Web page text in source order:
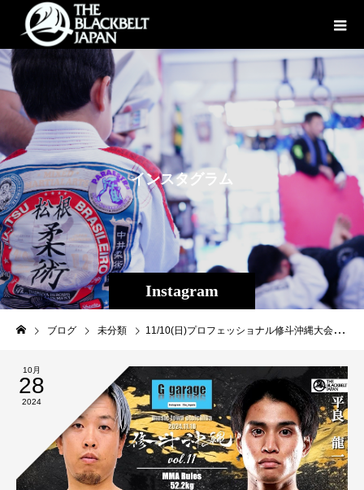
Instagram
インスタグラ ム
ブログ 未分類 11/10(日)プロフェッショナル修斗沖縄大会【THE SHOOTO OKINAWAvol.11】試合見所＆プロフィール紹介⑦UFCファイター平良達郎をMMAの世界に導いたの兄・平良龍一がプロ修斗戦線に本格始動！対戦相手は9月のプロ修斗香川大会で初勝利を果たしたばかりの広島の激闘男、高橋佑太！◆ストロー級（-５２．２ｋｇ）５分2Ｒ高橋佑太（広島/BURST）ＶＳ平良 龍一（沖縄那覇/THE BLACK BELT JAPAN）【名前】高橋佑太（たかはしゆうた）【所属】BURST【生年月日】1989年9月28日【身長】168cm【通常体重・階級】58kg・ストロー級 【出身地】広島県福山市【プロ修斗戦績】5戦1勝2敗2分【その他格闘技戦績】プロMMA2勝2敗2分【SNSアカウント】Instagram ⇒@1234onigiri X ⇒@yuta_replica【試合に向けての意気込み】沖縄修斗連続参戦させて頂きありがとうございます！前回勝利し勢いに乗っているのでこの勢いのまま沖縄修斗を熱い戦いで盛り上げます！応援よろしくお願いします！【自身のアピールポイント】プロシューターらしく打投極すべて見せて勝ちます！打撃でも寝業でも一本、KOを常に狙う戦いをするので注目して下さい。【名前】平良龍一（たいらりゅういち）【所属】THE BLACKBELT JAPAN【生年月日】1995/2/22【身長】160 cm【通常体重・階級】60kgストロー級【出身地】沖縄県那覇市【プロ修斗戦績】1戦1勝【アマチュア戦績】7戦5勝2敗【その他格闘技戦績】キックボクシング2勝1敗【試合に向けての意気込み】キックボクシング出身だが、ブラックベルトジャパンで鍛えた組で勝負したい。【自身のアピールポイント】平良達郎に喧嘩で勝ったことがあります。［大会名］プロフェッショナル修斗公式戦沖縄大会 【THE SHOOTO OKINAWA vol.11】［日時］2024年11月10日（日）［開場］14:00［開始］15:00［会場］ミュージックタウン音市場（沖縄市上地1-1-1)［主催］THE BLACKBELT JAPAN［認定］インターナショナル修斗コミッション［協力］一般社団法人日本修斗協会/ＥＶＥＲＧＲＯＵＮＤ/Studio Shine/ＪＭＯＣ/ＧＦＣ[特別メイン協賛]沖縄で車販売車両販売承ります！（那覇市古波蔵2-4-8-1）Instagram→→→https://www.instagram.com/like_impala/【G-garage】[特別協賛] 株式会社ファッションキャンディー/ふしくぶカフェ/沖縄広告株式会社/Deshign.SP41/Privatesalon CrossLine/SUIPARA＃道頓堀ワッフル/京都市役所前法律事務所/カルペディエム沖縄［チケット発売日］完売御礼【決定カード】◆ストロー級（-５２．２ｋｇ）５分３Ｒ畠山 隆称（沖縄南城/THE BLACK BELT JAPAN/同級世界ランキング４位）ＶＳマッチョ・ザ・バタフライ（大阪/総合格闘技道場コブラ会/同級世界ランキング５位）◆ストロー級（-５２．２ｋｇ）５分２Ｒ黒部 和沙（東京/TRIBE TOKYO MMA/同級世界ランキング7位））ＶＳ大城 匡史（沖縄糸満/THE BLACK BELT JAPAN） ◆２０２４年度新人王トーナメント準決勝 フライ級（-５６．７ｋｇ）５分２Ｒ山本 壮馬（大阪/パラエストラ和泉）ＶＳ小生 隆弘（沖縄名護/グランドスラムAPP） ◆ストロー級（-５２．２ｋｇ）５分２Ｒ大田ノヒロ（沖縄国頭/THE BLACK BELT JAPAN）ＶＳ友利 幸汰（東京/パラエストラ小岩） ◆フライ級（-５６．７ｋｇ）５分２Ｒ宮城 友一（沖縄宜野湾/キックボクシングDROP/同級世界ランキング５位）ＶＳ梅筋毒一郎（大阪/総合格闘技道場コブラ会） ◆２０２４年度新人王決定トーナメント準決勝 ストロー級（-５２．２ｋｇ）５分２Ｒ知名 昴海（沖縄宜野湾/キックボクシングDROP）ＶＳ友利 琉偉（東京/パラエストラ小岩） ◆ストロー級（-５２．２ｋｇ）５分２Ｒふじい☆ペリー（広島/BURST）ＶＳ金内サイダー雄哉（沖縄那覇/THE BLACK BELT JAPAN） ◆バンタム級（-６１．２ｋｇ）５分２Ｒ山本 敦章（千葉/THE BLACK BELT JAPAN）ＶＳ水嶋 敬志（福井/THE BLACK BELT JAPAN） ◆ストロー級（-５２．２ｋｇ）５分２ＲPINKY（沖縄那覇/THE BLACK BELT JAPAN）ＶＳ濱口 浩大（広島/BURST）#shooto1110 #修斗 #shooto #EVERGROUND #斬修斗沖縄 #沖縄 #那覇 #コザ #MMA #総合格闘技 #THEBLACKBELTJAPAN
10月
28
2024